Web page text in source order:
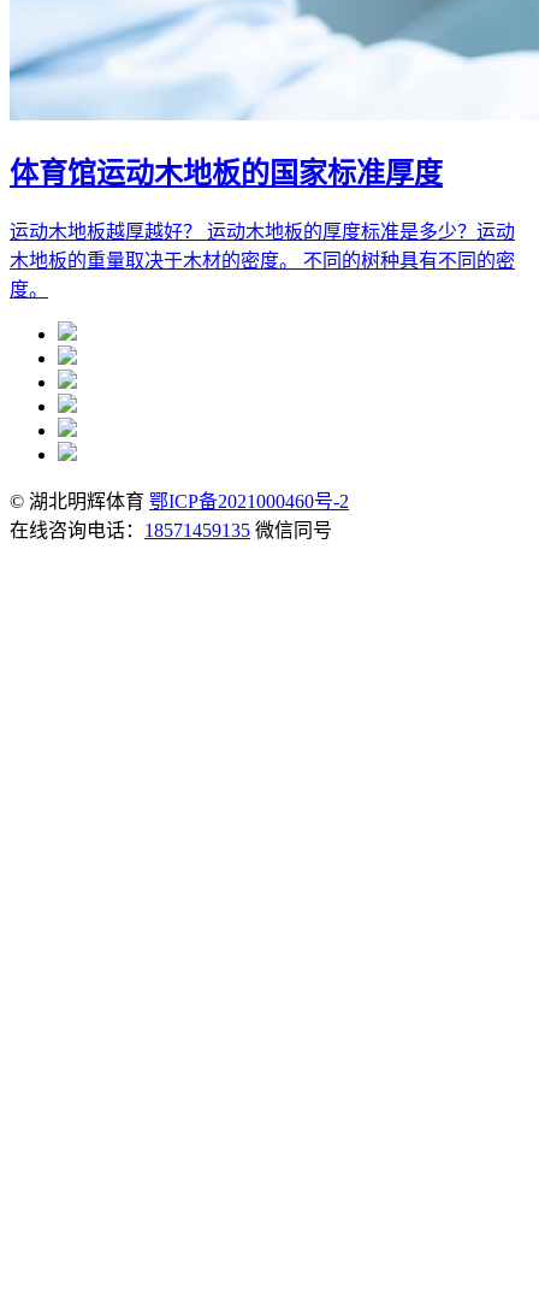
体育馆运动木地板的国家标准厚度
运动木地板越厚越好？ 运动木地板的厚度标准是多少？运动
木地板的重量取决于木材的密度。 不同的树种具有不同的密
度。
© 湖北明辉体育 鄂ICP备2021000460号-2
在线咨询电话： 18571459135 微信同号